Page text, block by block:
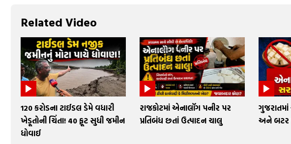
Related Video
₹120 કરોડના ટાઈડલ ડેમે વધારી
ખેડૂતોની ચિંતા! 40 ફૂટ સુધી જમીન
ધોવાઈ
રાજકોટમાં એનાલૉગ પનીર પર
પ્રતિબંધ છતાં ઉત્પાદન ચાલુ
અને બટર